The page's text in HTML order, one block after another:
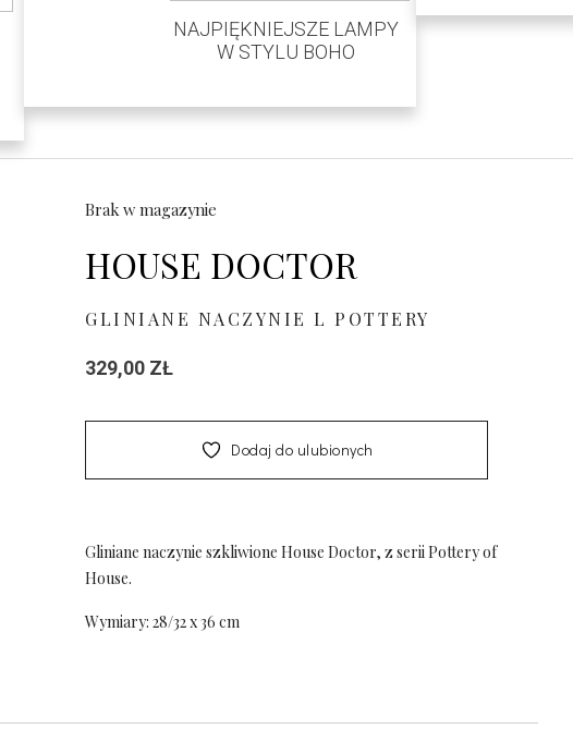
NAJPIĘKNIEJSZE LAMPY
W STYLU BOHO
HOUSE DOCTOR
GLINIANE NACZYNIE L POTTERY
329,00 ZŁ
Gliniane naczynie szkliwione House Doctor, z serii Pottery of
House.
Wymiary: 28/32 x 36 cm
Brak w magazynie
Dodaj do ulubionych